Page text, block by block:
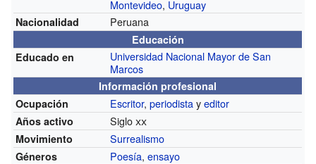
Montevideo, Uruguay
Nacionalidad Peruana
Educación
Educado en
Universidad Nacional Mayor de San
Marcos
Información profesional
Ocupación
Escritor,periodistayeditor
Años activo Sigloxx
Movimiento Surrealismo
Géneros Poesía,ensayo